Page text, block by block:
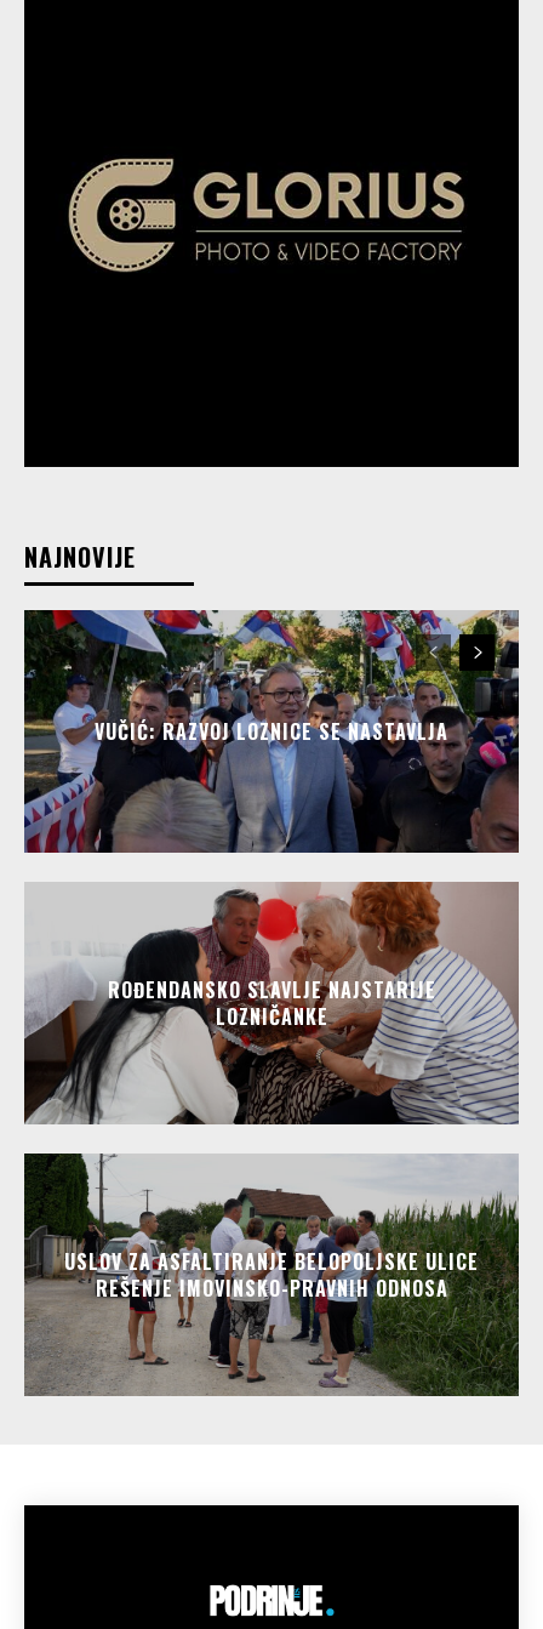
NAJNOVIJE
VUČIĆ: RAZVOJ LOZNICE SE NASTAVLJA
ROĐENDANSKO SLAVLJE NAJSTARIJE
LOZNIČANKE
USLOV ZA ASFALTIRANJE BELOPOLJSKE ULICE
REŠENJE IMOVINSKO-PRAVNIH ODNOSA